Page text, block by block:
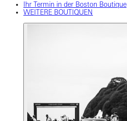
Ihr Termin in der Boston Boutique
WEITERE BOUTIQUEN